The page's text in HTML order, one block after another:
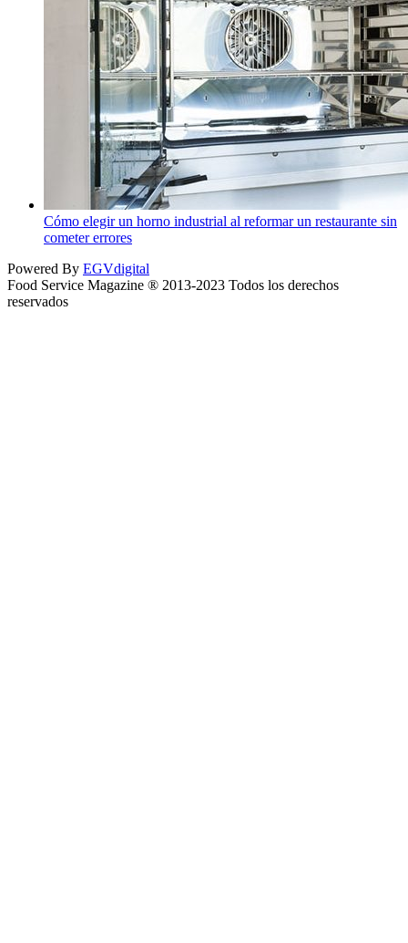
Cómo elegir un horno industrial al reformar un restaurante sin
cometer errores
Powered By EGVdigital
Food Service Magazine ® 2013-2023 Todos los derechos
reservados